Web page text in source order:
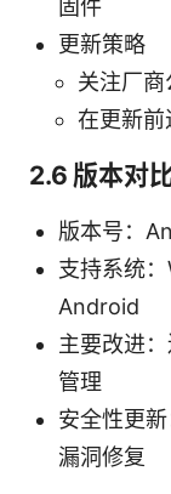
固件
更新策略
关注厂
在更新前
2.6 版本对
版本号：
支持系统
Android
主要改进
管理
安全性更新
漏洞修复